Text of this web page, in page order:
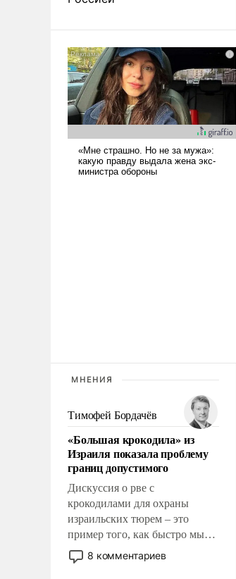
МНЕНИЯ
Тимофей Бордачёв
«Большая крокодила» из
Израиля показала проблему
границ допустимого
Дискуссия о рве с
крокодилами для охраны
израильских тюрем – это
пример того, как быстро мы
двигаемся по пути
революционных изменений.
8 комментариев